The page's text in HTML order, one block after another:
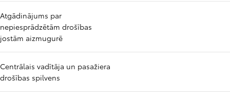
Atgādinājums par
nepiesprādzētām drošības
jostām aizmugurē
Centrālais vadītāja un pasažiera
drošības spilvens